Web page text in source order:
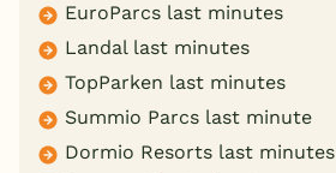
EuroParcs last minutes
Landal last minutes
TopParken last minutes
Summio Parcs last minute
Dormio Resorts last minutes